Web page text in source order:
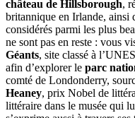
château de Hillsborough,
britannique en Irlande, ainsi
considérés parmi les plus
ne sont pas en reste : vous
Géants, site classé à
afin d’explorer le parc
comté de Londonderry,
Heaney, prix Nobel de
littéraire dans le musée qui